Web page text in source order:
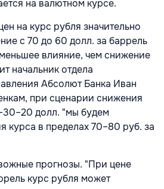
на валютном курсе.
на курс рубля значительно
с 70 до 60 долл. за баррель
влияние, чем снижение
начальник отдела
Абсолют Банка Иван
при сценарии снижения
долл. "мы будем
курса в пределах 70–80 руб. за
прогнозы. "При цене
курс рубля может